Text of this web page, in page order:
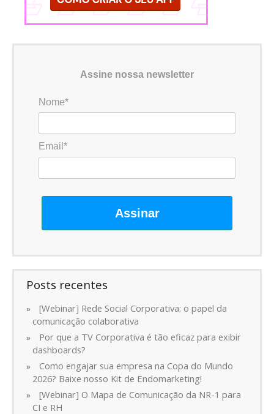
Assine nossa newsletter
Nome*
Email*
Assinar
Posts recentes
[Webinar] Rede Social Corporativa: o papel da
comunicação colaborativa
Por que a TV Corporativa é tão eficaz para exibir
dashboards?
Como engajar sua empresa na Copa do Mundo
2026? Baixe nosso Kit de Endomarketing!
[Webinar] O Mapa de Comunicação da NR-1 para
CI e RH